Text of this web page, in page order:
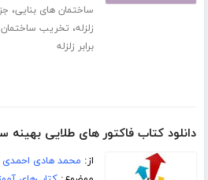
ساختمان های بنایی،
زلزله، تخریب ساختمان
برابر زلزله
دانلود کتاب فاکتور های طلایی
از: محمد هادی احمدی